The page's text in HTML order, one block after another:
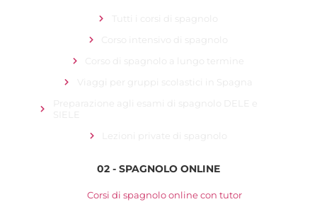
02 - SPAGNOLO ONLINE
Corsi di spagnolo online con tutor